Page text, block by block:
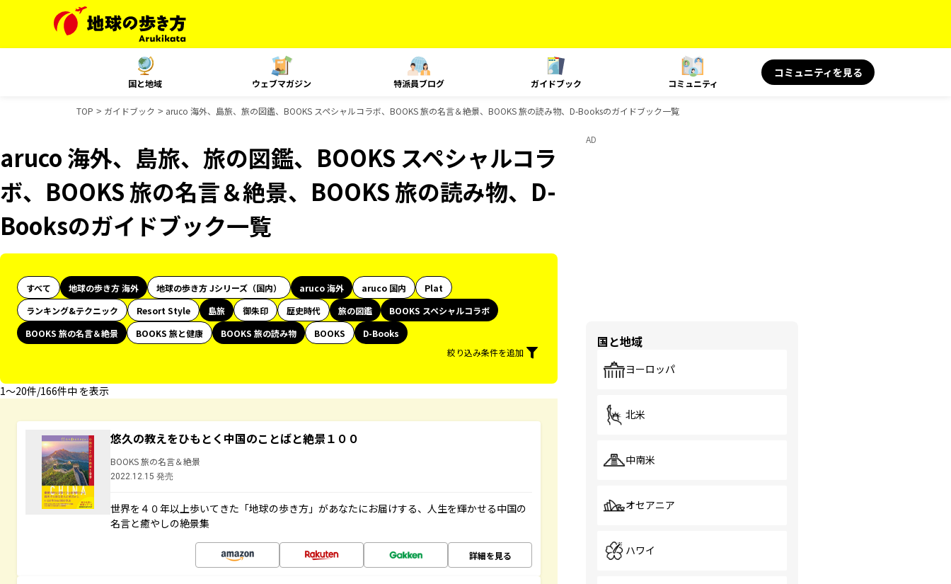
国と地域 ウェブマガジン 特派員ブログ ガイドブック コミュニティ
コミュニティを見る
TOP ガイドブック aruco 海外、島旅、旅の図鑑、BOOKS スペシャルコラボ、BOOKS 旅の名言＆絶景、BOOKS 旅の読み物、D-Booksのガイドブック一覧
aruco 海外、島旅、旅の図鑑、BOOKS スペシャルコラ
ボ、BOOKS 旅の名言＆絶景、BOOKS 旅の読み物、D-
Booksのガイドブック一覧
すべて 地球の歩き方 海外 地球の歩き方 Jシリーズ（国内） aruco 海外 aruco 国内
Plat
ランキング&テクニック
Resort Style 島旅 御朱印 歴史時代 旅の図鑑
BOOKS スペシャルコラボ
BOOKS 旅の名言＆絶景
BOOKS 旅と健康 BOOKS 旅の読み物 BOOKS
D-Books
絞り込み条件を追加
1〜20件/166件中 を表示
悠久の教えをひもとく中国のことばと絶景１００
BOOKS 旅の名言＆絶景
2022.12.15 発売
世界を４０年以上歩いてきた「地球の歩き方」があなたにお届けする、人生を輝かせる中国の
名言と癒やしの絶景集
詳細を見る
AD
国と地域
ヨーロッパ
北米
中南米
オセアニア
ハワイ